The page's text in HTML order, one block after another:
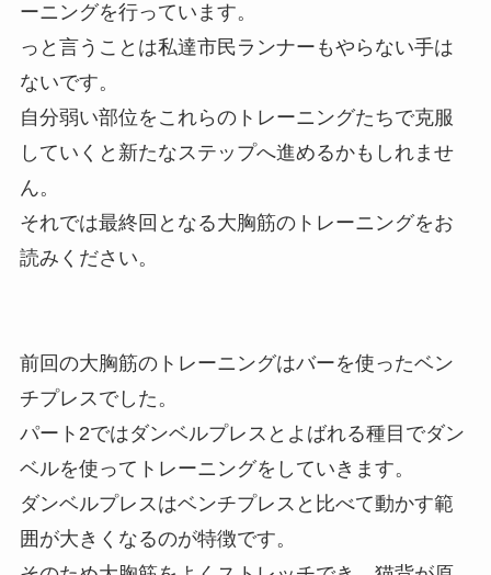
ーニングを行っています。
っと言うことは私達市民ランナーもやらない手は
ないです。
自分弱い部位をこれらのトレーニングたちで克服
していくと新たなステップへ進めるかもしれませ
ん。
それでは最終回となる大胸筋のトレーニングをお
読みください。
前回の大胸筋のトレーニングはバーを使ったベン
チプレスでした。
パート2ではダンベルプレスとよばれる種目でダン
ベルを使ってトレーニングをしていきます。
ダンベルプレスはベンチプレスと比べて動かす範
囲が大きくなるのが特徴です。